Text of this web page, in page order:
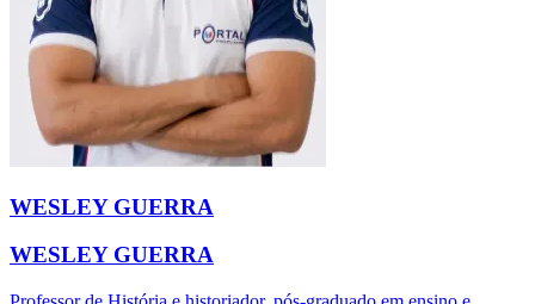
WESLEY GUERRA
WESLEY GUERRA